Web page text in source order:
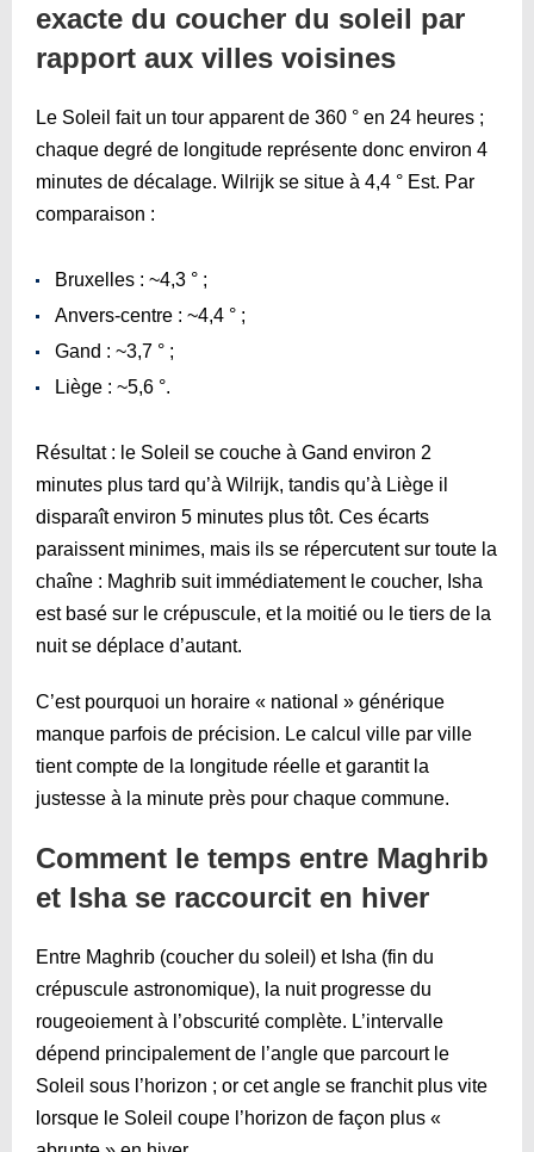
exacte du coucher du soleil par
rapport aux villes voisines
Le Soleil fait un tour apparent de 360 ° en 24 heures ;
chaque degré de longitude représente donc environ 4
minutes de décalage. Wilrijk se situe à 4,4 ° Est. Par
comparaison :
Bruxelles : ~4,3 ° ;
Anvers-centre : ~4,4 ° ;
Gand : ~3,7 ° ;
Liège : ~5,6 °.
Résultat : le Soleil se couche à Gand environ 2
minutes plus tard qu’à Wilrijk, tandis qu’à Liège il
disparaît environ 5 minutes plus tôt. Ces écarts
paraissent minimes, mais ils se répercutent sur toute la
chaîne : Maghrib suit immédiatement le coucher, Isha
est basé sur le crépuscule, et la moitié ou le tiers de la
nuit se déplace d’autant.
C’est pourquoi un horaire « national » générique
manque parfois de précision. Le calcul ville par ville
tient compte de la longitude réelle et garantit la
justesse à la minute près pour chaque commune.
Comment le temps entre Maghrib
et Isha se raccourcit en hiver
Entre Maghrib (coucher du soleil) et Isha (fin du
crépuscule astronomique), la nuit progresse du
rougeoiement à l’obscurité complète. L’intervalle
dépend principalement de l’angle que parcourt le
Soleil sous l’horizon ; or cet angle se franchit plus vite
lorsque le Soleil coupe l’horizon de façon plus «